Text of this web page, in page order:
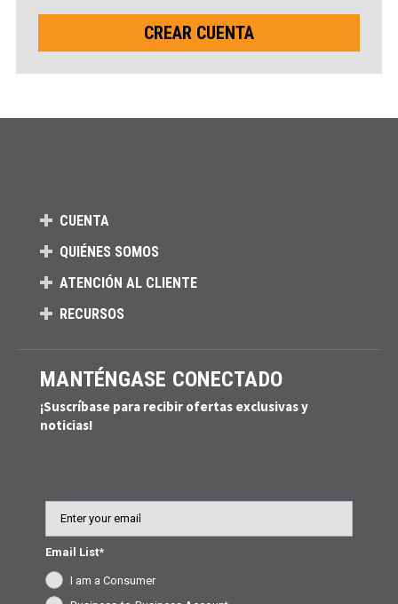
CREAR CUENTA
CUENTA
QUIÉNES SOMOS
ATENCIÓN AL CLIENTE
RECURSOS
MANTÉNGASE CONECTADO
¡Suscríbase para recibir ofertas exclusivas y
noticias!
Email List*
I am a Consumer